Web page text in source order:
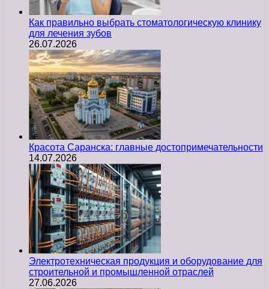
Как правильно выбрать стоматологическую клинику
для лечения зубов
26.07.2026
Красота Саранска: главные достопримечательности
14.07.2026
Электротехническая продукция и оборудование для
строительной и промышленной отраслей
27.06.2026